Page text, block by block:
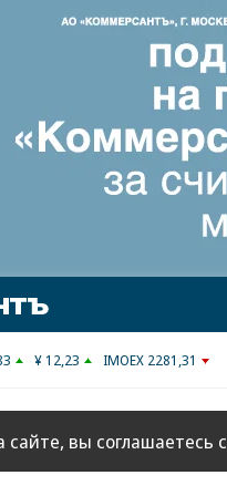
¥ 12,23 IMOEX 2281,31
сайте, вы соглашаетесь с